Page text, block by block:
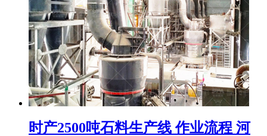
时产2500吨石料生产线 作业流程 河